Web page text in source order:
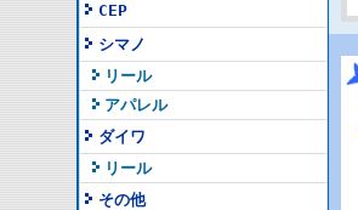
CEP
シマノ
リール
アパレル
ダイワ
リール
その他